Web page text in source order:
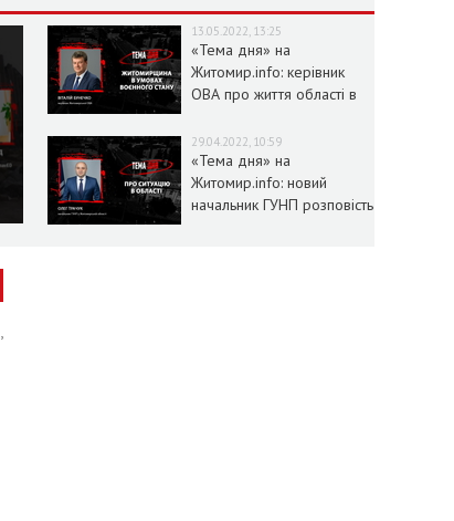
13.05.2022, 13:25
«Тема дня» на
Житомир.info: керівник
ОВА про життя області в
29.04.2022, 10:59
«Тема дня» на
Житомир.info: новий
начальник ГУНП розповість